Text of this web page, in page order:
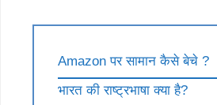
Amazon पर सामान कैसे बेचे ?
भारत की राष्ट्रभाषा क्या है?